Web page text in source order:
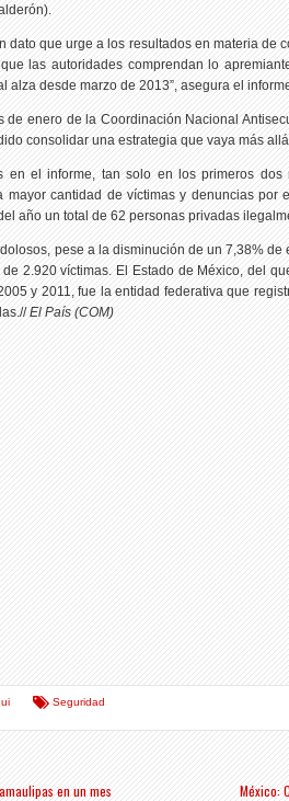
dato que urge a los resultados en materia de
las autoridades comprendan lo
alza desde marzo de 2013”, asegura el
de enero de la Coordinación Nacional
consolidar una estrategia que vaya más
en el informe, tan solo en los primeros
mayor cantidad de víctimas y denuncias por
año un total de 62 personas privadas
pese a la disminución de un 7,38%
2.920 víctimas. El Estado de México, del
y 2011, fue la entidad federativa que
El País (COM)
Seguridad
en un mes México: